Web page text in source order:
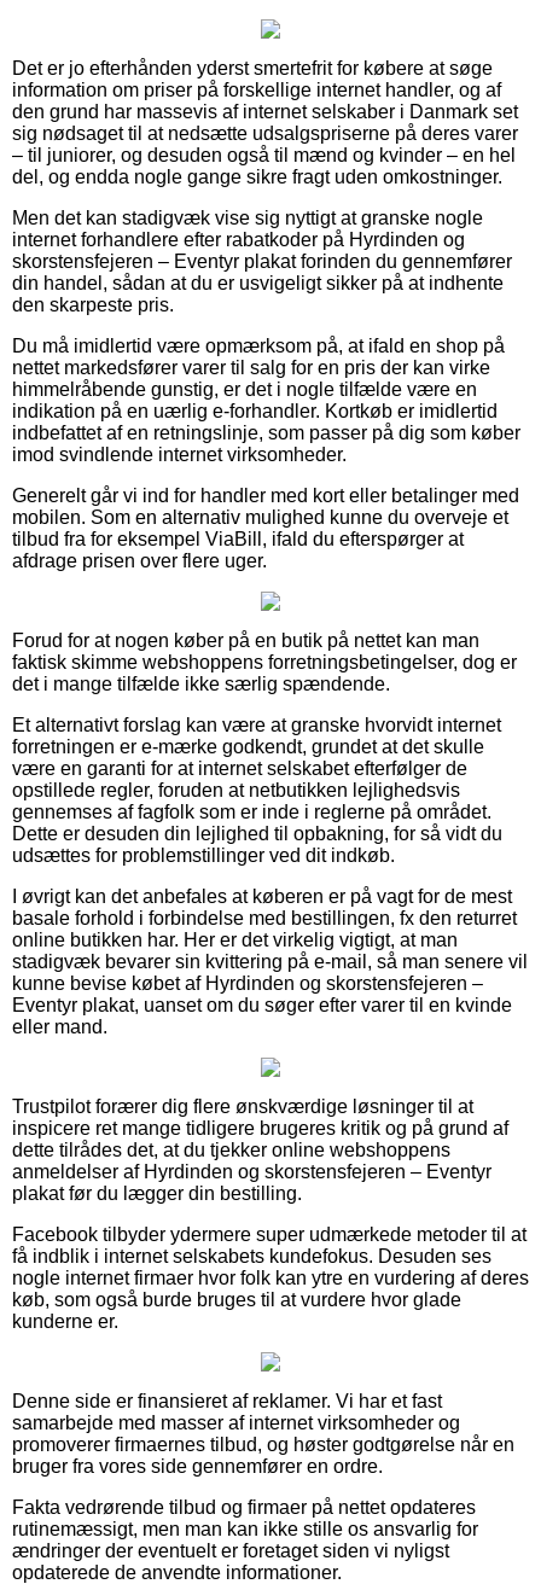
Det er jo efterhånden yderst smertefrit for købere at søge
information om priser på forskellige internet handler, og af
den grund har massevis af internet selskaber i Danmark set
sig nødsaget til at nedsætte udsalgspriserne på deres varer
– til juniorer, og desuden også til mænd og kvinder – en hel
del, og endda nogle gange sikre fragt uden omkostninger.
Men det kan stadigvæk vise sig nyttigt at granske nogle
internet forhandlere efter rabatkoder på Hyrdinden og
skorstensfejeren – Eventyr plakat forinden du gennemfører
din handel, sådan at du er usvigeligt sikker på at indhente
den skarpeste pris.
Du må imidlertid være opmærksom på, at ifald en shop på
nettet markedsfører varer til salg for en pris der kan virke
himmelråbende gunstig, er det i nogle tilfælde være en
indikation på en uærlig e-forhandler. Kortkøb er imidlertid
indbefattet af en retningslinje, som passer på dig som køber
imod svindlende internet virksomheder.
Generelt går vi ind for handler med kort eller betalinger med
mobilen. Som en alternativ mulighed kunne du overveje et
tilbud fra for eksempel ViaBill, ifald du efterspørger at
afdrage prisen over flere uger.
Forud for at nogen køber på en butik på nettet kan man
faktisk skimme webshoppens forretningsbetingelser, dog er
det i mange tilfælde ikke særlig spændende.
Et alternativt forslag kan være at granske hvorvidt internet
forretningen er e-mærke godkendt, grundet at det skulle
være en garanti for at internet selskabet efterfølger de
opstillede regler, foruden at netbutikken lejlighedsvis
gennemses af fagfolk som er inde i reglerne på området.
Dette er desuden din lejlighed til opbakning, for så vidt du
udsættes for problemstillinger ved dit indkøb.
I øvrigt kan det anbefales at køberen er på vagt for de mest
basale forhold i forbindelse med bestillingen, fx den returret
online butikken har. Her er det virkelig vigtigt, at man
stadigvæk bevarer sin kvittering på e-mail, så man senere vil
kunne bevise købet af Hyrdinden og skorstensfejeren –
Eventyr plakat, uanset om du søger efter varer til en kvinde
eller mand.
Trustpilot forærer dig flere ønskværdige løsninger til at
inspicere ret mange tidligere brugeres kritik og på grund af
dette tilrådes det, at du tjekker online webshoppens
anmeldelser af Hyrdinden og skorstensfejeren – Eventyr
plakat før du lægger din bestilling.
Facebook tilbyder ydermere super udmærkede metoder til at
få indblik i internet selskabets kundefokus. Desuden ses
nogle internet firmaer hvor folk kan ytre en vurdering af deres
køb, som også burde bruges til at vurdere hvor glade
kunderne er.
Denne side er finansieret af reklamer. Vi har et fast
samarbejde med masser af internet virksomheder og
promoverer firmaernes tilbud, og høster godtgørelse når en
bruger fra vores side gennemfører en ordre.
Fakta vedrørende tilbud og firmaer på nettet opdateres
rutinemæssigt, men man kan ikke stille os ansvarlig for
ændringer der eventuelt er foretaget siden vi nyligst
opdaterede de anvendte informationer.